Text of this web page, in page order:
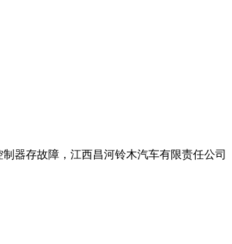
器存故障，江西昌河铃木汽车有限责任公司